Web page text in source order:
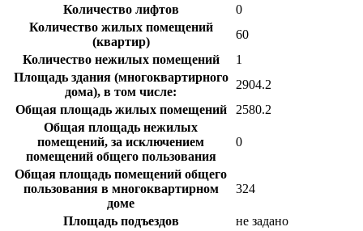
Количество лифтов
0
Количество жилых помещений
(квартир)
60
Количество нежилых помещений
1
Площадь здания (многоквартирного
дома), в том числе:
2904.2
Общая площадь жилых помещений
2580.2
Общая площадь нежилых
помещений, за исключением
помещений общего пользования
0
Общая площадь помещений общего
пользования в многоквартирном
доме
324
Площадь подъездов
не задано